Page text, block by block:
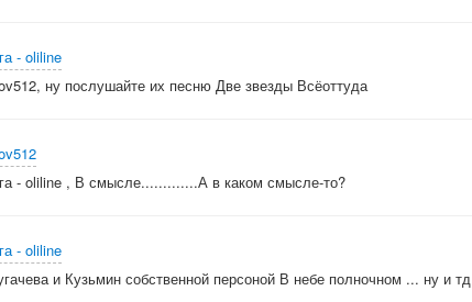
- oliline
ну послушайте их песню Две звезды Всёоттуда
- oliline , В смысле.............А в каком смысле-то?
- oliline
и Кузьмин собственной персоной В небе полночном ... ну и тд